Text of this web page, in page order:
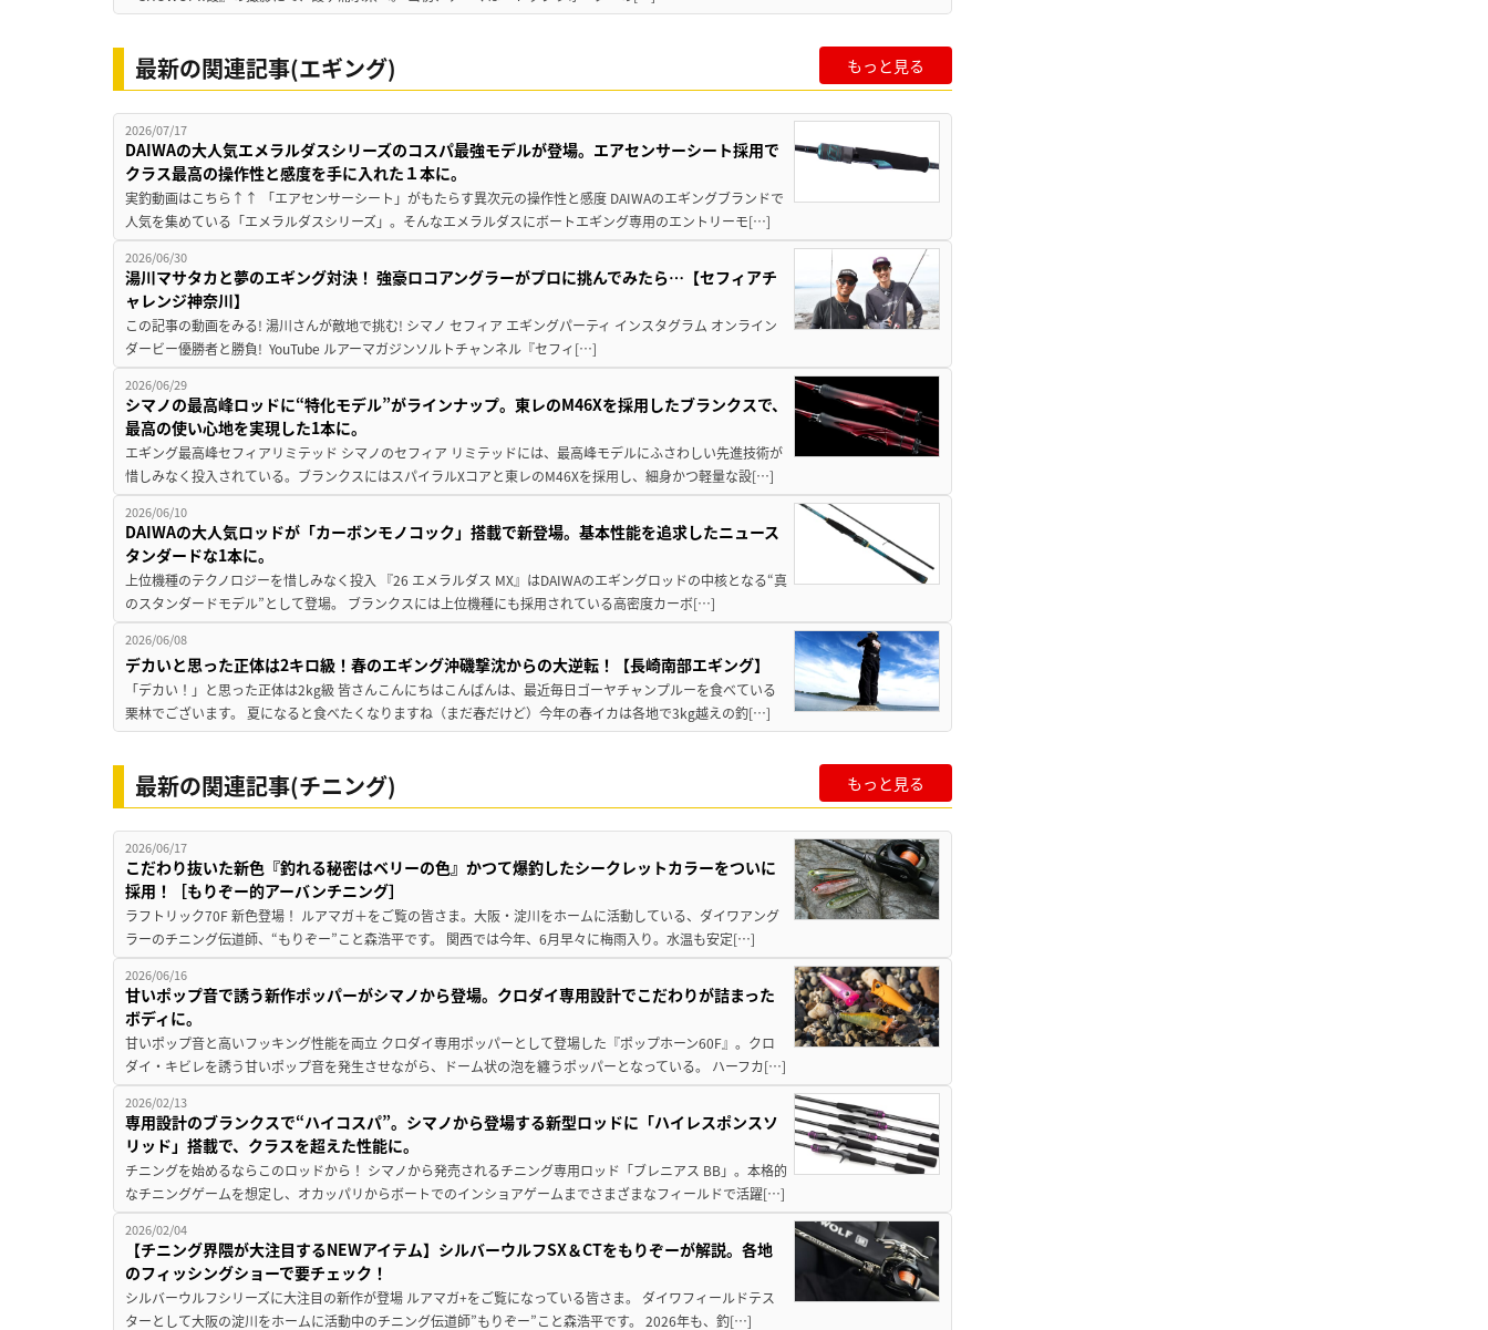
最新の関連記事(エギング) もっと見る
2026/07/17
DAIWAの大人気エメラルダスシリーズのコスパ最強モデルが登場。エアセンサーシート採用で
クラス最高の操作性と感度を手に入れた１本に。
実釣動画はこちら↑↑ 「エアセンサーシート」がもたらす異次元の操作性と感度 DAIWAのエギングブランドで
人気を集めている「エメラルダスシリーズ」。そんなエメラルダスにボートエギング専用のエントリーモ[…]
2026/06/30
湯川マサタカと夢のエギング対決！ 強豪ロコアングラーがプロに挑んでみたら…【セフィアチ
ャレンジ神奈川】
この記事の動画をみる! 湯川さんが敵地で挑む! シマノ セフィア エギングパーティ インスタグラム オンライン
ダービー優勝者と勝負! YouTube ルアーマガジンソルトチャンネル『セフィ[…]
2026/06/29
シマノの最高峰ロッドに“特化モデル”がラインナップ。東レのM46Xを採用したブランクスで、
最高の使い心地を実現した1本に。
エギング最高峰セフィアリミテッド シマノのセフィア リミテッドには、最高峰モデルにふさわしい先進技術が
惜しみなく投入されている。ブランクスにはスパイラルXコアと東レのM46Xを採用し、細身かつ軽量な設[…]
2026/06/10
DAIWAの大人気ロッドが「カーボンモノコック」搭載で新登場。基本性能を追求したニュース
タンダードな1本に。
上位機種のテクノロジーを惜しみなく投入 『26 エメラルダス MX』はDAIWAのエギングロッドの中核となる“真
のスタンダードモデル”として登場。 ブランクスには上位機種にも採用されている高密度カーボ[…]
2026/06/08
デカいと思った正体は2キロ級！春のエギング沖磯撃沈からの大逆転！【長崎南部エギング】
「デカい！」と思った正体は2kg級 皆さんこんにちはこんばんは、最近毎日ゴーヤチャンプルーを食べている
栗林でございます。 夏になると食べたくなりますね（まだ春だけど）今年の春イカは各地で3kg越えの釣[…]
最新の関連記事(チニング) もっと見る
2026/06/17
こだわり抜いた新色『釣れる秘密はベリーの色』かつて爆釣したシークレットカラーをついに
採用！［もりぞー的アーバンチニング］
ラフトリック70F 新色登場！ ルアマガ＋をご覧の皆さま。大阪・淀川をホームに活動している、ダイワアング
ラーのチニング伝道師、“もりぞー”こと森浩平です。 関西では今年、6月早々に梅雨入り。水温も安定[…]
2026/06/16
甘いポップ音で誘う新作ポッパーがシマノから登場。クロダイ専用設計でこだわりが詰まった
ボディに。
甘いポップ音と高いフッキング性能を両立 クロダイ専用ポッパーとして登場した『ポップホーン60F』。クロ
ダイ・キビレを誘う甘いポップ音を発生させながら、ドーム状の泡を纏うポッパーとなっている。 ハーフカ[…]
2026/02/13
専用設計のブランクスで“ハイコスパ”。シマノから登場する新型ロッドに「ハイレスポンスソ
リッド」搭載で、クラスを超えた性能に。
チニングを始めるならこのロッドから！ シマノから発売されるチニング専用ロッド「ブレニアス BB」。本格的
なチニングゲームを想定し、オカッパリからボートでのインショアゲームまでさまざまなフィールドで活躍[…]
2026/02/04
【チニング界隈が大注目するNEWアイテム】シルバーウルフSX＆CTをもりぞーが解説。各地
のフィッシングショーで要チェック！
シルバーウルフシリーズに大注目の新作が登場 ルアマガ+をご覧になっている皆さま。 ダイワフィールドテス
ターとして大阪の淀川をホームに活動中のチニング伝道師”もりぞー”こと森浩平です。 2026年も、釣[…]